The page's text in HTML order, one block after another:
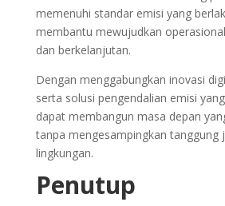
memenuhi standar emisi yang
membantu mewujudkan
dan berkelanjutan.
Dengan menggabungkan inovasi
serta solusi pengendalian emisi
dapat membangun masa depan
tanpa mengesampingkan tanggung
lingkungan.
Penutup